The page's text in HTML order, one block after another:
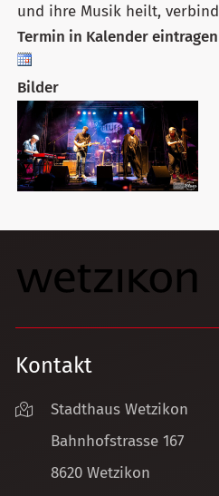
und ihre Musik heilt,
Termin in Kalender eintragen
Bilder
Kontakt
Stadthaus Wetzikon
Bahnhofstrasse 167
8620 Wetzikon